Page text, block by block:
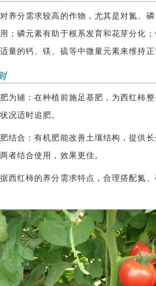
分需求较高的作物，尤其是对氮、磷
；磷元素有助于根系发育和花芽分化
量的钙、镁、硫等中微量元素来维持正
辅：在种植前施足基肥，为西红柿整
况适时追肥。
合：有机肥能改善土壤结构，提供长
者结合使用，效果更佳。
红柿的养分需求特点，合理搭配氮、